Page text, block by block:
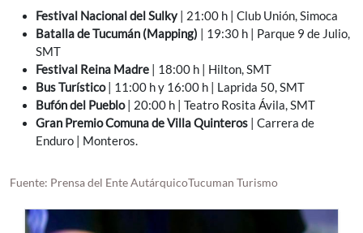
Festival Nacional del Sulky| 21:00 h | Club Unión, Simoca
Batalla de Tucumán (Mapping) | 19:30 h | Parque 9 de Julio,
SMT
Festival Reina Madre | 18:00 h | Hilton, SMT
Bus Turístico| 11:00 h y 16:00 h | Laprida 50, SMT
Bufón del Pueblo| 20:00 h | Teatro Rosita Ávila, SMT
Gran Premio Comuna de Villa Quinteros | Carrera de
Enduro | Monteros.
Fuente: Prensa del Ente AutárquicoTucuman Turismo